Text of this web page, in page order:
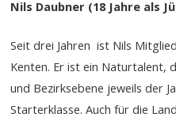
Nils Daubner (18 Jahre als
Seit drei Jahren ist Nils
Kenten. Er ist ein Naturtalent,
und Bezirksebene jeweils der
Starterklasse. Auch für die